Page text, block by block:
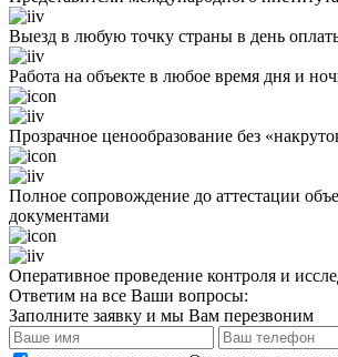
Выезд в любую точку страны в день
Работа на объекте в любое время дня и
Прозрачное ценообразование без
Полное сопровождение до аттестации
документами
Оперативное проведение контроля и
Ответим на все Ваши вопросы:
Заполните заявку и мы Вам перезвоним